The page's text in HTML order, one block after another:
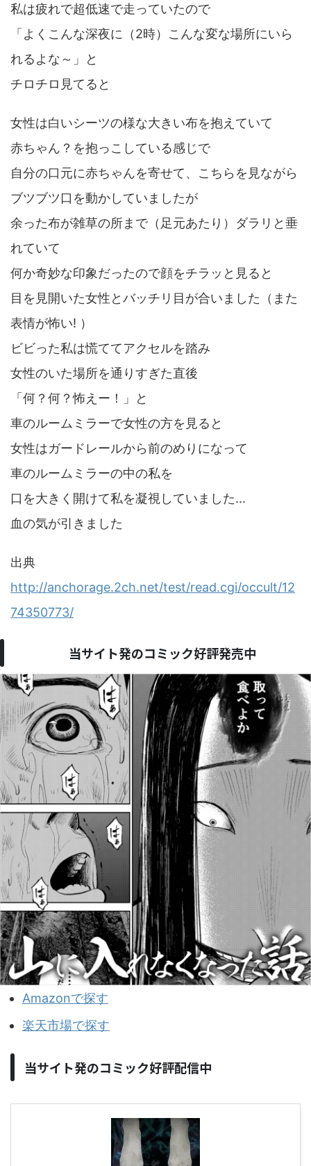
私は疲れで超低速で走っていたので
「よくこんな深夜に（2時）こんな変な場所にいら
れるよな～」と
チロチロ見てると
女性は白いシーツの様な大きい布を抱えていて
赤ちゃん？を抱っこしている感じで
自分の口元に赤ちゃんを寄せて、こちらを見ながら
ブツブツ口を動かしていましたが
余った布が雑草の所まで（足元あたり）ダラリと垂
れていて
何か奇妙な印象だったので顔をチラッと見ると
目を見開いた女性とバッチリ目が合いました（また
表情が怖い! ）
ビビった私は慌ててアクセルを踏み
女性のいた場所を通りすぎた直後
「何？何？怖えー！」と
車のルームミラーで女性の方を見ると
女性はガードレールから前のめりになって
車のルームミラーの中の私を
口を大きく開けて私を凝視していました...
血の気が引きました
出典
http://anchorage.2ch.net/test/read.cgi/occult/12
74350773/
当サイト発のコミック好評発売中
Amazonで探す
楽天市場で探す
当サイト発のコミック好評配信中